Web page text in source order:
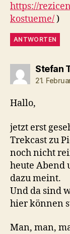
https://
kostueme/)
ANTWORTEN
Stefan
21.
Hallo,
jetzt erst
Trekcast zu
noch nicht
heute Abend
dazu meint.
Und da sind
hier können
Man, man,